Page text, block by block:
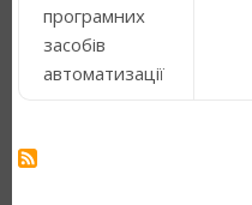
програмних
засобів
автоматизації